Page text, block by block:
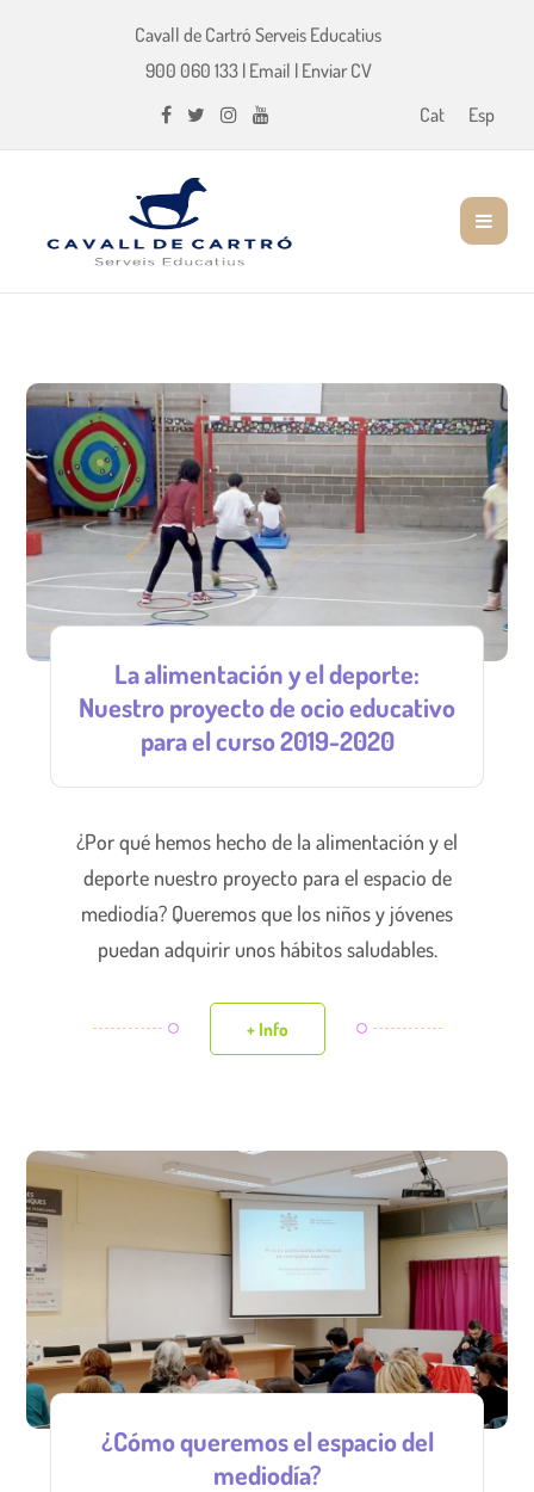
Cavall de Cartró Serveis Educatius
900 060 133| Email | Enviar CV
Cat
Esp
La alimentación y el deporte:
Nuestro proyecto de ocio educativo
para el curso 2019-2020
¿Por qué hemos hecho de la alimentación y el
deporte nuestro proyecto para el espacio de
mediodía? Queremos que los niños y jóvenes
puedan adquirir unos hábitos saludables.
+ Info
¿Cómo queremos el espacio del
mediodía?